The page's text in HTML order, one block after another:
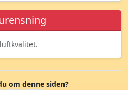
om denne siden?